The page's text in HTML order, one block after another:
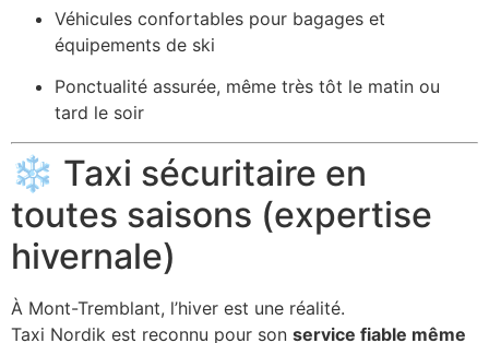
Véhicules confortables pour bagages et
équipements de ski
Ponctualité assurée, même très tôt le matin ou
tard le soir
❄️ Taxi sécuritaire en
toutes saisons (expertise
hivernale)
À Mont-Tremblant, l’hiver est une réalité.
Taxi Nordik est reconnu pour son service fiable même